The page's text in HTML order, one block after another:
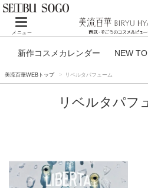
Toggle navigation
メニュー
新作コスメカレンダー NEW
美流百華WEBトップ リベルタパフューム
リベルタパフ